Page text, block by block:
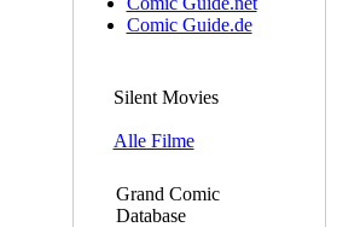
Comic Guide.de
Silent Movies
Alle Filme
Grand Comic
Database